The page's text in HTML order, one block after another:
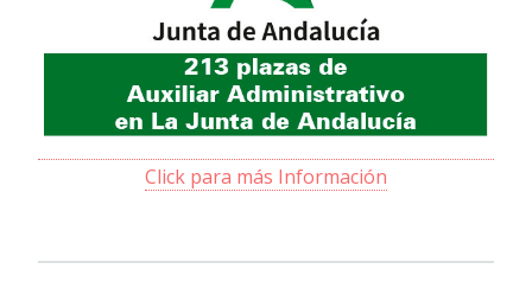
Click para más Información